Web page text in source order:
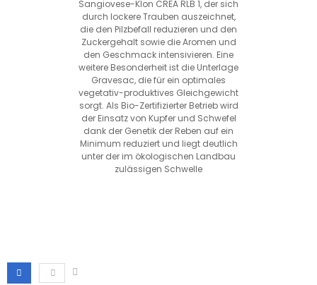
Sangiovese-Klon CREA RLB 1, der sich
durch lockere Trauben auszeichnet,
die den Pilzbefall reduzieren und den
Zuckergehalt sowie die Aromen und
den Geschmack intensivieren. Eine
weitere Besonderheit ist die Unterlage
Gravesac, die für ein optimales
vegetativ-produktives Gleichgewicht
sorgt. Als Bio-Zertifizierter Betrieb wird
der Einsatz von Kupfer und Schwefel
dank der Genetik der Reben auf ein
Minimum reduziert und liegt deutlich
unter der im ökologischen Landbau
zulässigen Schwelle